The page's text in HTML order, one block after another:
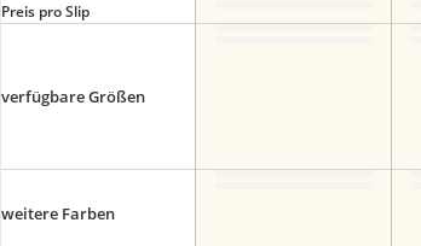
Preis pro Slip
verfügbare Größen
weitere Farben